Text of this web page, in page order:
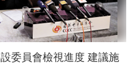
會檢視進度 建議施